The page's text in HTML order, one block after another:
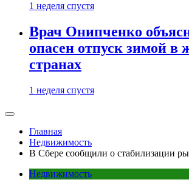
1 неделя спустя
Врач Онипченко
опасен отпуск зимой в
странах
1 неделя спустя
Главная
Недвижимость
В Сбере сообщили о стабилизации
Недвижимость